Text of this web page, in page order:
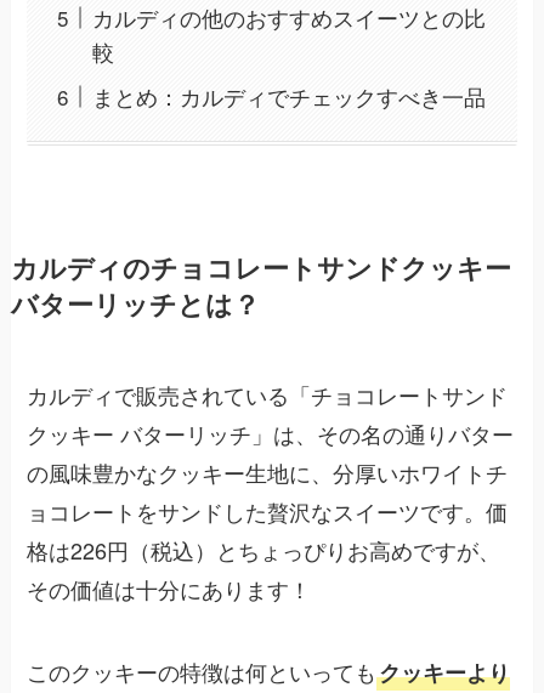
カルディの他のおすすめスイーツとの比
較
まとめ：カルディでチェックすべき一品
カルディのチョコレートサンドクッキー
バターリッチとは？
カルディで販売されている「チョコレートサンド
クッキー バターリッチ」は、その名の通りバター
の風味豊かなクッキー生地に、分厚いホワイトチ
ョコレートをサンドした贅沢なスイーツです。価
格は226円（税込）とちょっぴりお高めですが、
その価値は十分にあります！
このクッキーの特徴は何といってもクッキーより